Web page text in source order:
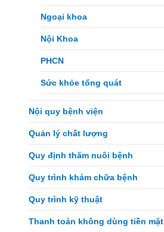
Ngoại khoa
Nội Khoa
PHCN
Sức khỏe tổng quát
Nội quy bệnh viện
Quản lý chất lượng
Quy định thăm nuôi bệnh
Quy trình khám chữa bệnh
Quy trình kỹ thuật
Thanh toán không dùng tiền mặt